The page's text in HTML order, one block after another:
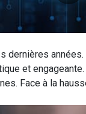
dernières
et
Face à la